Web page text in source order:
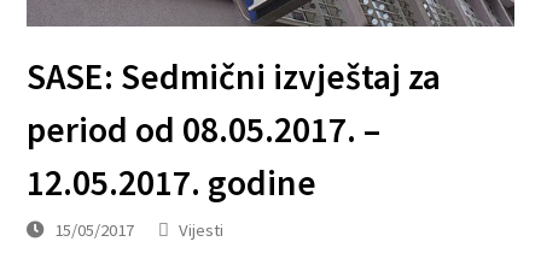
SASE: Sedmični izvještaj za
period od 08.05.2017. –
12.05.2017. godine
15/05/2017 Vijesti